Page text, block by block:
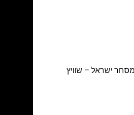
ישראל – שוויץ